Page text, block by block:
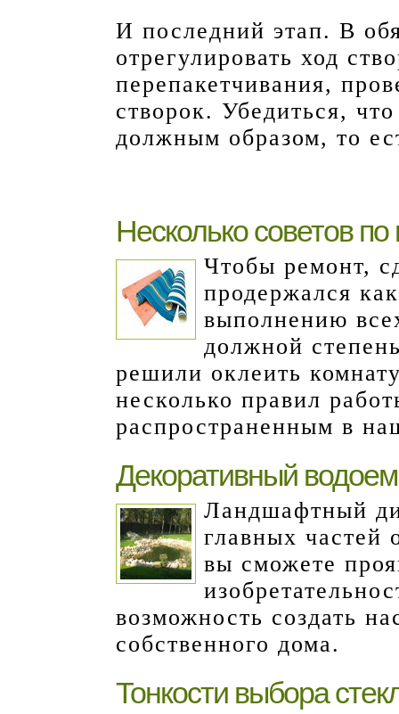
И последний этап. В
отрегулировать ход
перепакетчивания,
створок. Убедиться,
должным образом, то
Несколько советов
Чтобы ремонт,
продержался
выполнению
должной
решили оклеить
несколько правил
распространенным в
Декоративный
Ландшафтный
главных частей
вы сможете
возможность создать
собственного дома.
Тонкости выбора